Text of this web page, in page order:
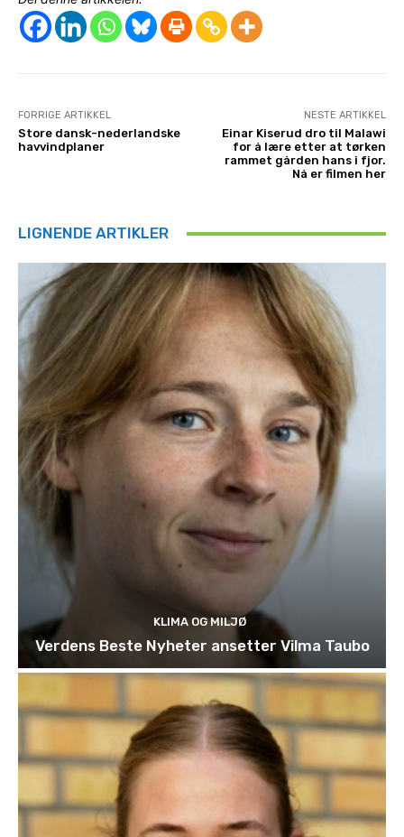
FORRIGE ARTIKKEL
Store dansk-nederlandske
havvindplaner
NESTE ARTIKKEL
Einar Kiserud dro til Malawi
for å lære etter at tørken
rammet gården hans i fjor.
Nå er filmen her
LIGNENDE ARTIKLER
KLIMA OG MILJØ
Verdens Beste Nyheter ansetter Vilma Taubo